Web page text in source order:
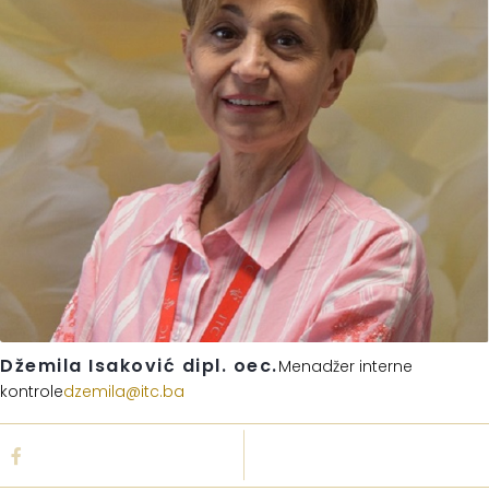
Džemila Isaković dipl. oec.Menadžer interne
kontroledzemila@itc.ba